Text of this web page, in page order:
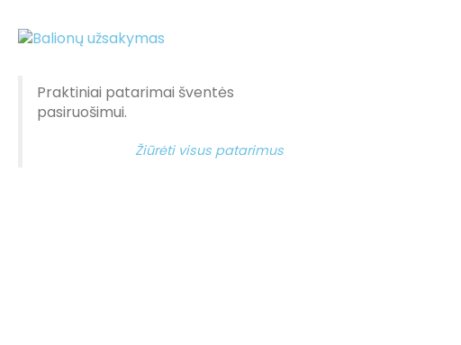
Praktiniai patarimai šventės
pasiruošimui.
Žiūrėti visus patarimus